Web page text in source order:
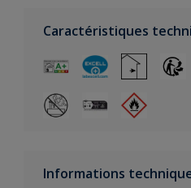
Caractéristiques
Informations